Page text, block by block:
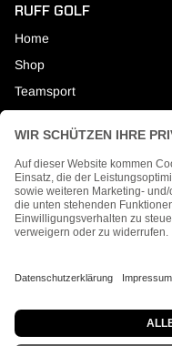
RUFF GOLF
Home
Shop
Teamsport
Deutsch